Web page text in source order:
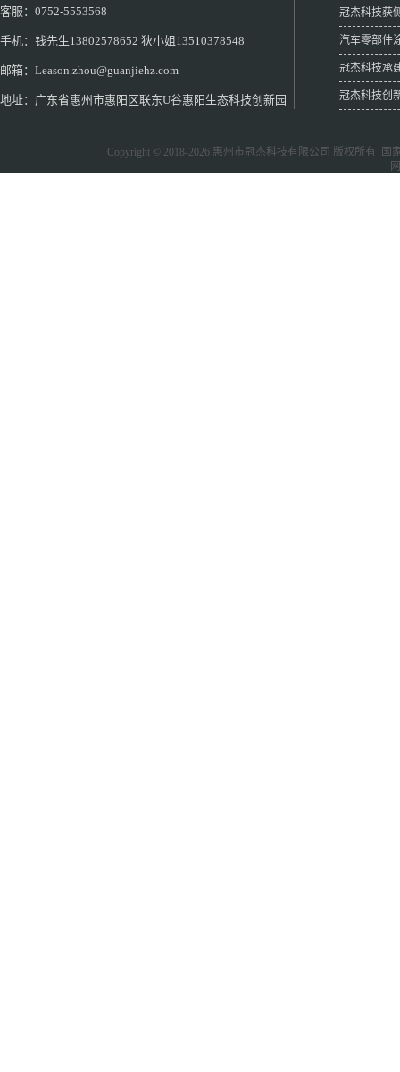
客服：0752-5553568
手机：钱先生13802578652 狄小姐13510378548
邮箱：Leason.zhou@guanjiehz.com
地址：广东省惠州市惠阳区联东U谷惠阳生态科技创新园
冠杰科技获
汽车零部件
冠杰科技承
冠杰科技创
Copyright © 2018-2026 惠州市冠杰科技有限公司
版权所有 国